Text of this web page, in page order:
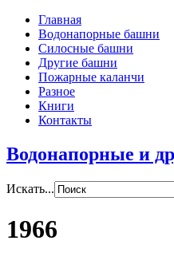
Главная
Водонапорные башни
Силосные башни
Другие башни
Пожарные каланчи
Разное
Книги
Контакты
Водонапорные и
Искать...
1966